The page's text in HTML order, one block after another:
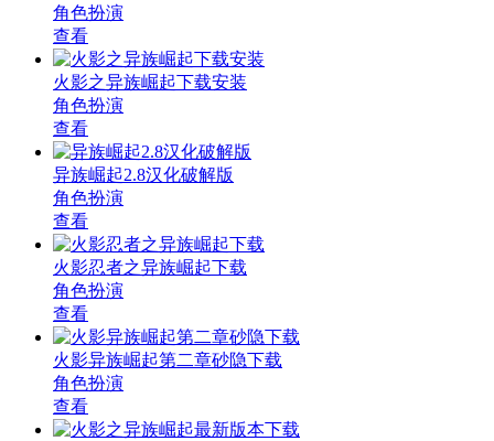
角色扮演
查看
火影之异族崛起下载安装
角色扮演
查看
异族崛起2.8汉化破解版
角色扮演
查看
火影忍者之异族崛起下载
角色扮演
查看
火影异族崛起第二章砂隐下载
角色扮演
查看